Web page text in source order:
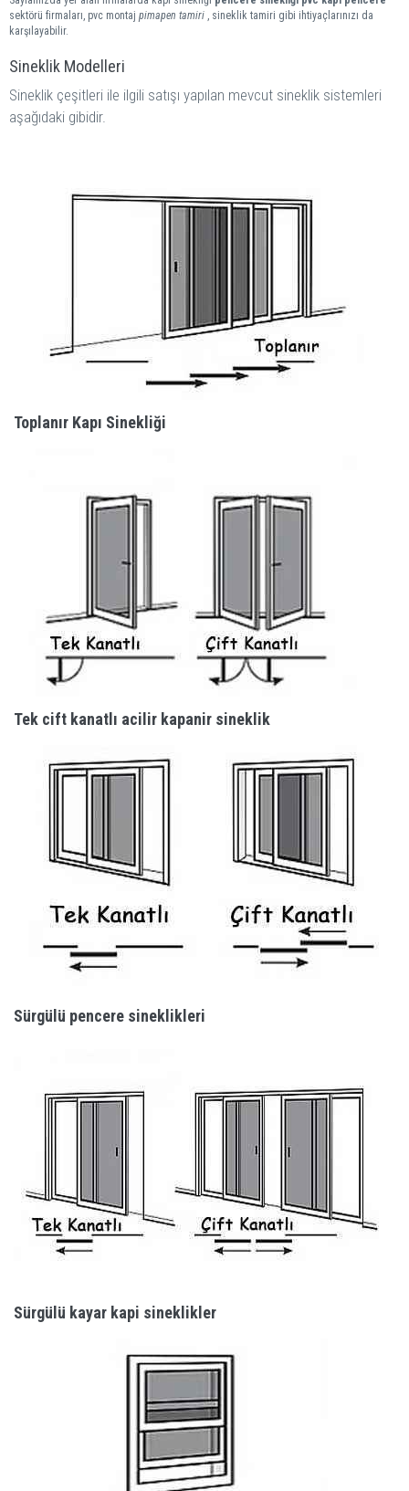
sektörü firmaları, pvc montaj pimapen tamiri , sineklik tamiri gibi ihtiyaçlarınızı da
karşılayabilir.
Sineklik Modelleri
Sineklik çeşitleri ile ilgili satışı yapılan mevcut sineklik sistemleri
aşağıdaki gibidir.
Toplanır Kapı Sinekliği
Tek cift kanatlı acilir kapanir sineklik
Sürgülü pencere sineklikleri
Sürgülü kayar kapi sineklikler